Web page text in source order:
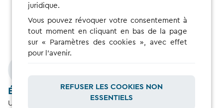
Rechargez sans formalités ni acompte
Évitez les paiements en amont
Une fois les comptes liés, votre gestionnaire de flotte
juridique.
Vous pouvez révoquer votre consentement à
tout moment en cliquant en bas de la page
sur « Paramètres des cookies », avec effet
pour l'avenir.
REFUSER LES COOKIES NON
ESSENTIELS